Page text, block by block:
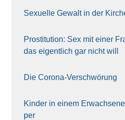
Sexu­el­le Gewalt in der
Pro­sti­tu­ti­on: Sex mit einer
das eigent­lich gar nicht will
Die Coro­na-Ver­schwö­rung
Kin­der in einem
per